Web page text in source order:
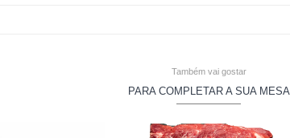
Também vai gostar
PARA COMPLETAR A SUA MESA